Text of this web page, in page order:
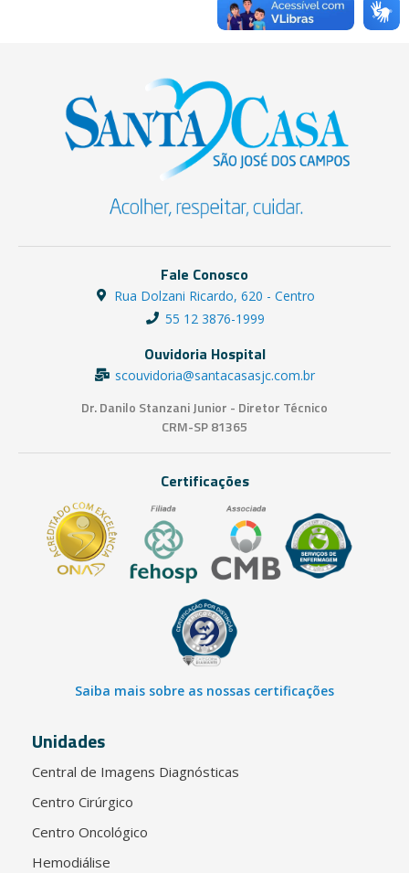
Fale Conosco
Rua Dolzani Ricardo, 620 - Centro
55 12 3876-1999
Ouvidoria Hospital
scouvidoria@santacasasjc.com.br
Dr. Danilo Stanzani Junior - Diretor Técnico
CRM-SP 81365
Certificações
Saiba mais sobre as nossas certificações
Unidades
Central de Imagens Diagnósticas
Centro Cirúrgico
Centro Oncológico
Hemodiálise